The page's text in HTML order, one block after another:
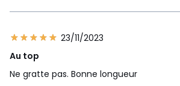
23/11/2023
Au top
Ne gratte pas. Bonne longueur